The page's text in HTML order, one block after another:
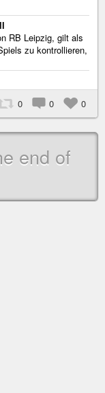
RB Leipzig, gilt als
zu kontrollieren,
0 0 0
end of